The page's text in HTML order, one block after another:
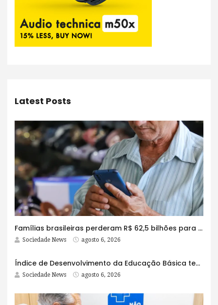
Latest Posts
Famílias brasileiras perderam R$ 62,5 bilhões para bets em 2025
Sociedade News agosto 6, 2026
Índice de Desenvolvimento da Educação Básica tem elevação em todas as etapas
Sociedade News agosto 6, 2026